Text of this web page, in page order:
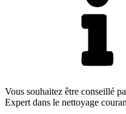
Vous souhaitez être conseillé
Expert dans le nettoyage